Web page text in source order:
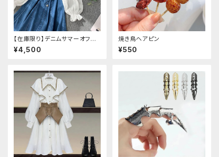
【在庫限り】デニムサマーオフシ
ョルダーワンピース（ミニ丈
¥4,500
焼き鳥ヘアピン
¥550